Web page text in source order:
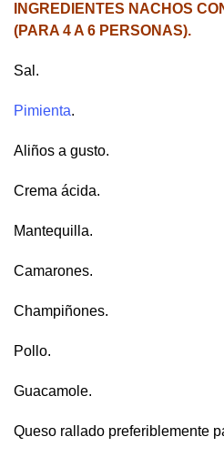
INGREDIENTES NACHOS
(PARA 4 A 6 PERSONAS).
Sal.
Pimienta.
Aliños a gusto.
Crema ácida.
Mantequilla.
Camarones.
Champiñones.
Pollo.
Guacamole.
Queso rallado preferiblemente